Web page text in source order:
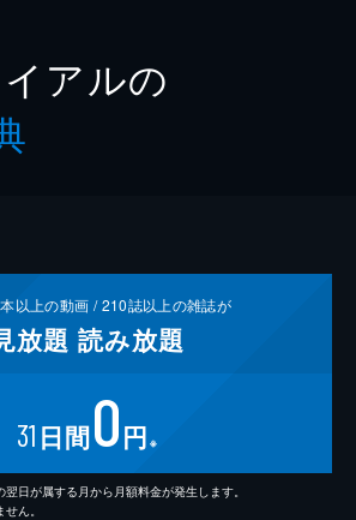
アルの
本以上の動画 /210誌以上の雑誌が
放題 読み放題
31 日間0円 ※
日が属する月から月額料金が発生します。
ん。